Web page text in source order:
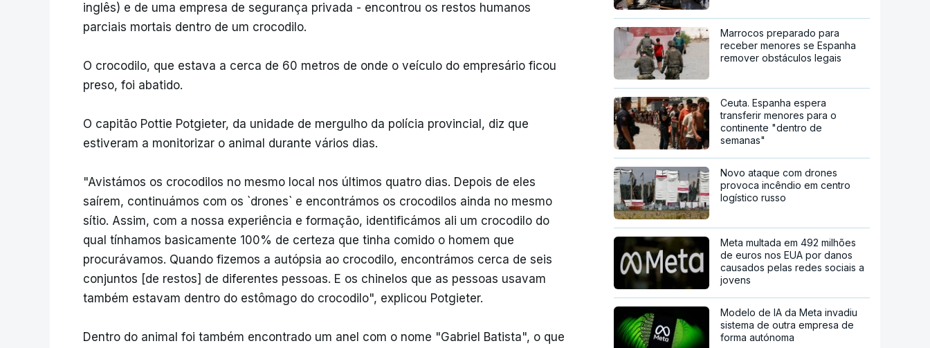
inglês) e de uma empresa de segurança privada - encontrou os restos humanos
parciais mortais dentro de um crocodilo.
O crocodilo, que estava a cerca de 60 metros de onde o veículo do empresário ficou
preso, foi abatido.
O capitão Pottie Potgieter, da unidade de mergulho da polícia provincial, diz que
estiveram a monitorizar o animal durante vários dias.
"Avistámos os crocodilos no mesmo local nos últimos quatro dias. Depois de eles
saírem, continuámos com os `drones` e encontrámos os crocodilos ainda no mesmo
sítio. Assim, com a nossa experiência e formação, identificámos ali um crocodilo do
qual tínhamos basicamente 100% de certeza que tinha comido o homem que
procurávamos. Quando fizemos a autópsia ao crocodilo, encontrámos cerca de seis
conjuntos [de restos] de diferentes pessoas. E os chinelos que as pessoas usavam
também estavam dentro do estômago do crocodilo", explicou Potgieter.
Dentro do animal foi também encontrado um anel com o nome "Gabriel Batista", o que
Marrocos preparado para
receber menores se Espanha
remover obstáculos legais
Ceuta. Espanha espera
transferir menores para o
continente "dentro de
semanas"
Novo ataque com drones
provoca incêndio em centro
logístico russo
Meta multada em 492 milhões
de euros nos EUA por danos
causados pelas redes sociais a
jovens
Modelo de IA da Meta invadiu
sistema de outra empresa de
forma autónoma